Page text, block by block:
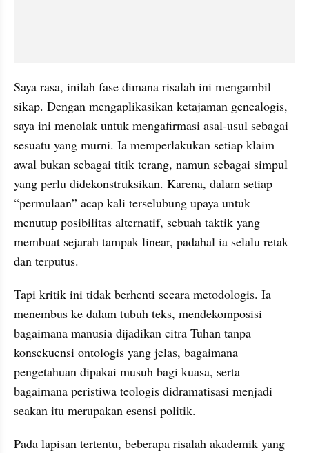
Saya rasa, inilah fase dimana risalah ini mengambil
sikap. Dengan mengaplikasikan ketajaman genealogis,
saya ini menolak untuk mengafirmasi asal-usul sebagai
sesuatu yang murni. Ia memperlakukan setiap klaim
awal bukan sebagai titik terang, namun sebagai simpul
yang perlu didekonstruksikan. Karena, dalam setiap
“permulaan” acap kali terselubung upaya untuk
menutup posibilitas alternatif, sebuah taktik yang
membuat sejarah tampak linear, padahal ia selalu retak
dan terputus.
Tapi kritik ini tidak berhenti secara metodologis. Ia
menembus ke dalam tubuh teks, mendekomposisi
bagaimana manusia dijadikan citra Tuhan tanpa
konsekuensi ontologis yang jelas, bagaimana
pengetahuan dipakai musuh bagi kuasa, serta
bagaimana peristiwa teologis didramatisasi menjadi
seakan itu merupakan esensi politik.
Pada lapisan tertentu, beberapa risalah akademik yang